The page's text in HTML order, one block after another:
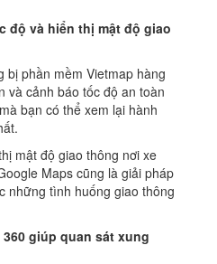
độ và hiển thị mật độ giao
bị phần mềm Vietmap hàng
và cảnh báo tốc độ an toàn
bạn có thể xem lại hành
mật độ giao thông nơi xe
Maps cũng là giải pháp
những tình huống giao thông
giúp quan sát xung